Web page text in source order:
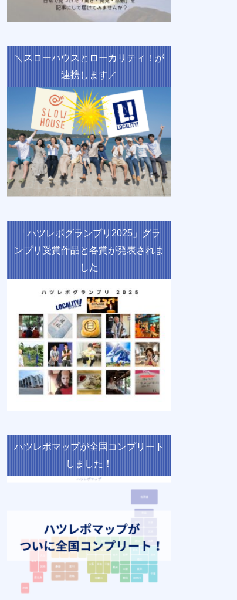
＼スローハウスとローカリティ！が
連携します／
「ハツレポグランプリ2025」グラ
ンプリ受賞作品と各賞が発表されま
した
ハツレポマップが全国コンプリート
しました！